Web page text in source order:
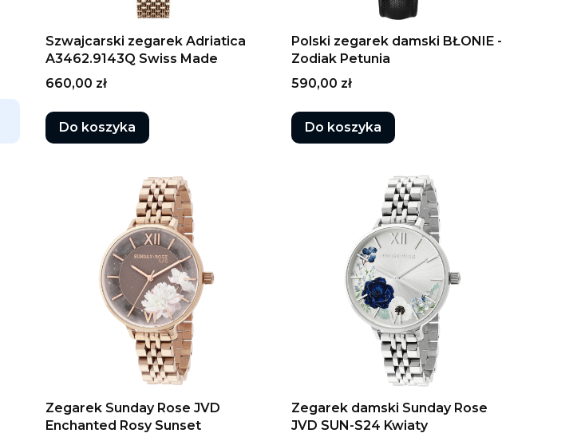
Szwajcarski zegarek Adriatica
A3462.9143Q Swiss Made
Cena
660,00 zł
Do koszyka
Polski zegarek damski BŁONIE -
Zodiak Petunia
Cena
590,00 zł
Do koszyka
Zegarek Sunday Rose JVD
Enchanted Rosy Sunset
Zegarek damski Sunday Rose
JVD SUN-S24 Kwiaty